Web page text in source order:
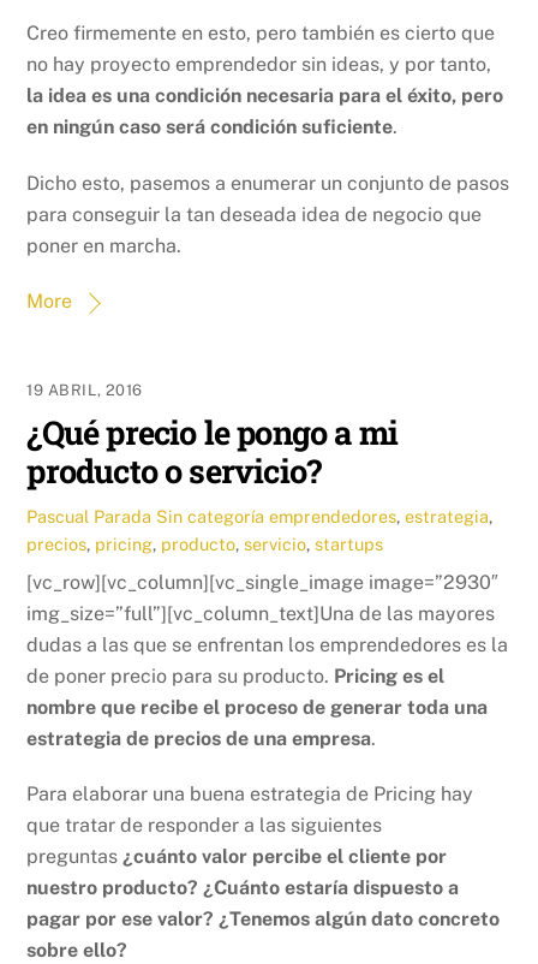
Creo firmemente en esto, pero también es cierto que
no hay proyecto emprendedor sin ideas, y por tanto,
la idea es una condición necesaria para el éxito, pero
en ningún caso será condición suficiente.
Dicho esto, pasemos a enumerar un conjunto de pasos
para conseguir la tan deseada idea de negocio que
poner en marcha.
More
19 ABRIL, 2016
¿Qué precio le pongo a mi
producto o servicio?
Pascual Parada Sin categoría emprendedores,estrategia,
precios, pricing, producto,servicio,startups
[vc_row][vc_column][vc_single_image image=”2930″
img_size=”full”][vc_column_text]Una de las mayores
dudas a las que se enfrentan los emprendedores es la
de poner precio para su producto. Pricing es el
nombre que recibe el proceso de generar toda una
estrategia de precios de una empresa.
Para elaborar una buena estrategia de Pricing hay
que tratar de responder a las siguientes
preguntas¿cuánto valor percibe el cliente por
nuestro producto? ¿Cuánto estaría dispuesto a
pagar por ese valor? ¿Tenemos algún dato concreto
sobre ello?